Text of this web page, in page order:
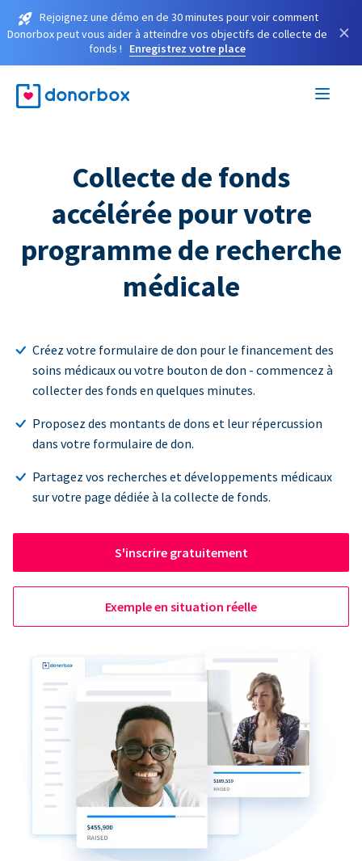
Rejoignez une démo en de 30 minutes pour voir comment
Donorbox peut vous aider à atteindre vos objectifs de collecte de
fonds !
Enregistrez votre place
×
Collecte de fonds
accélérée pour votre
programme de recherche
médicale
Créez votre formulaire de don pour le financement des
soins médicaux ou votre bouton de don - commencez à
collecter des fonds en quelques minutes.
Proposez des montants de dons et leur répercussion
dans votre formulaire de don.
Partagez vos recherches et développements médicaux
sur votre page dédiée à la collecte de fonds.
S'inscrire gratuitement
Exemple en situation réelle